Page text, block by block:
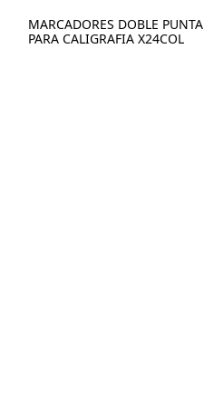
MARCADORES DOBLE PUNTA
PARA CALIGRAFIA X24COL